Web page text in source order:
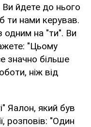
Ви йдете до нього
ти нами керував.
одним на "ти". Ви
"Цьому
значно більше
ніж від
Яалон, який був
розповів: "Один